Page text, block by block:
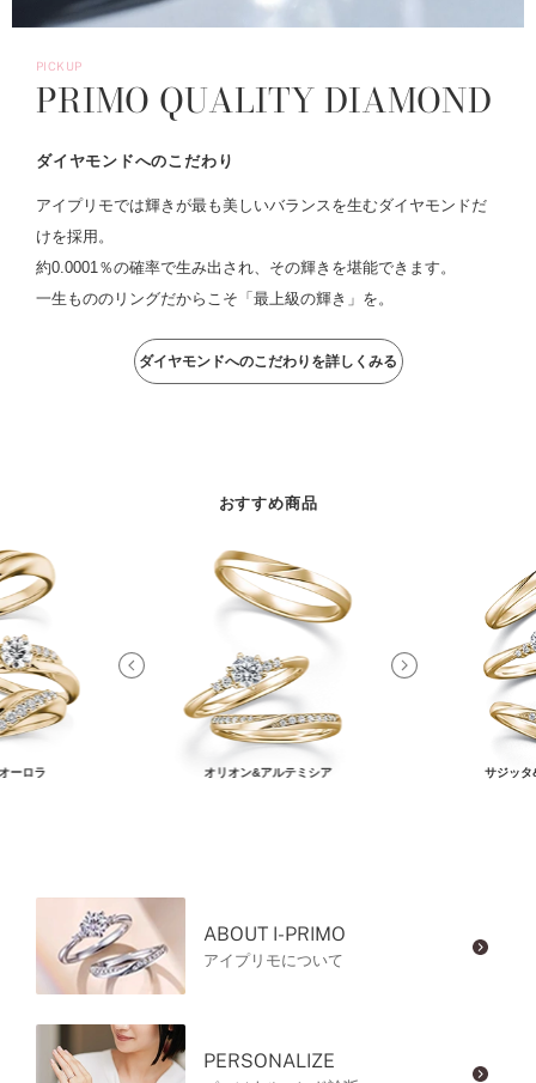
PICKUP
PRIMO QUALITY DIAMOND
ダイヤモンドへのこだわり
アイプリモでは輝きが最も美しいバランスを生むダイヤモンドだ
けを採用。
約0.0001％の確率で生み出され、その輝きを堪能できます。
一生もののリングだからこそ「最上級の輝き」を。
ダイヤモンドへのこだわりを詳しくみる
おすすめ商品
ーロラ オリオン&アルテミシア サジッタ
ABOUT I-PRIMO
アイプリモについて
PERSONALIZE